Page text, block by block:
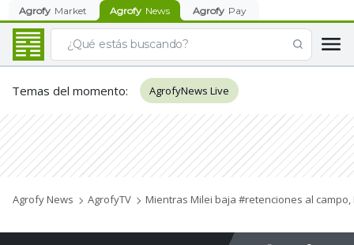
Agrofy Market Agrofy News Agrofy Pay
Temas del momento: AgrofyNews Live
Agrofy News AgrofyTV Mientras Milei baja #retenciones al